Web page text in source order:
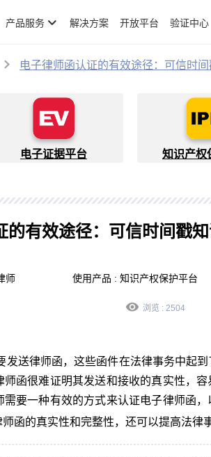
产品服务 解决方案 开放平台 验证中心
电子律师函认证的有效途径：可信时
电子证据平台 知识产权
的有效途径：可信时间戳
师 使用产品 : 知识产权保护平台
浏览 : 2504
发送律师函，这些函件在法律事务中起
函很难证明其发送和接收的真实性，
要一种有效的方式来认证电子律师函
函的真实性和完整性，还可以提高法律